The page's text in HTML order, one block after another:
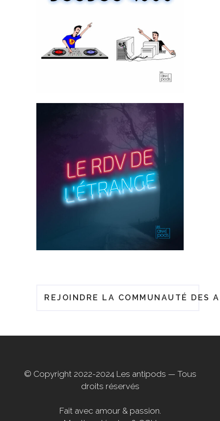
REJOINDRE LA COMMUNAUTÉ DES
© Copyright 2022-2024 Les antipods — Tous
droits réservés
Fait avec amour & passion.